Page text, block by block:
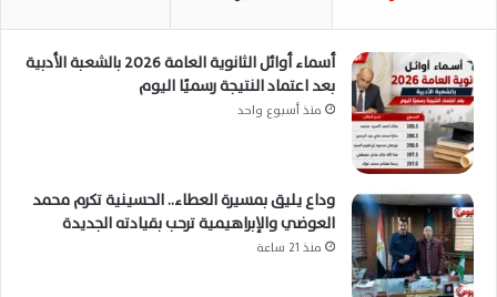
أسماء أوائل الثانوية العامة 2026 بالشعبة الأدبية
بعد اعتماد النتيجة رسميًا اليوم
منذ أسبوع واحد
وداع يليق بمسيرة العطاء.. الحسينية تكرم محمد
العوضي والإبراهيمية ترحب بقيادته الجديدة
منذ 21 ساعة